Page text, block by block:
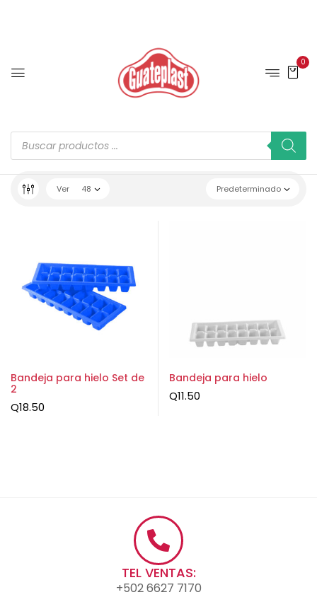
0
Predeterminado
Ver 48
Bandeja para hielo Set de
2
Q18.50
Bandeja para hielo
Q11.50
TEL VENTAS:
+502 6627 7170